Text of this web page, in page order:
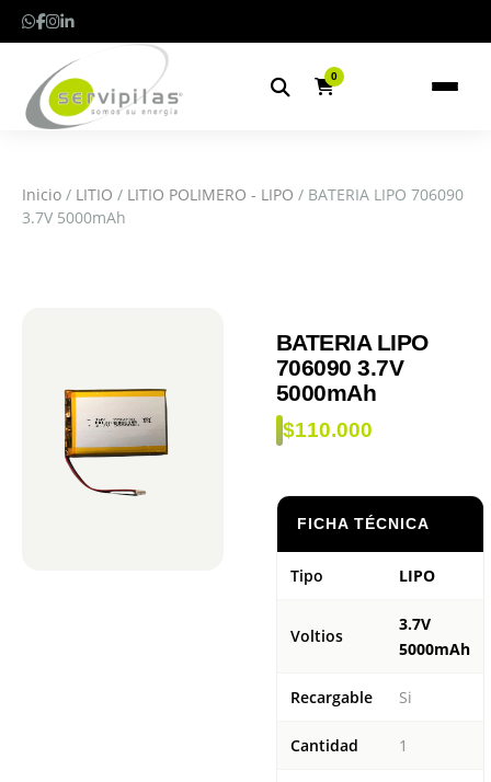
0
Inicio / LITIO / LITIO POLIMERO - LIPO / BATERIA LIPO 706090
3.7V 5000mAh
BATERIA LIPO
706090 3.7V
5000mAh
$110.000
FICHA TÉCNICA
Tipo LIPO
Voltios
3.7V
5000mAh
Recargable Si
Cantidad 1